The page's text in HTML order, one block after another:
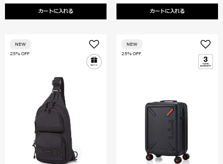
カートに入れる カートに入れる
25% OFF
NEW
25% OFF
NEW